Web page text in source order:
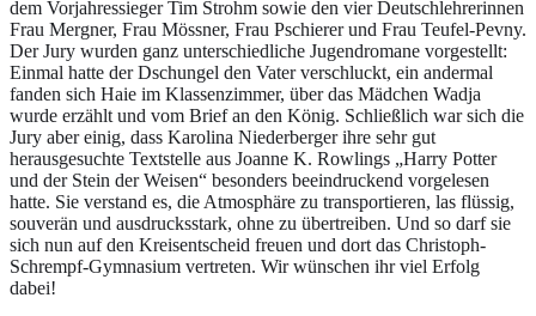
dem Vorjahressieger Tim Strohm sowie den vier Deutschlehrerinnen
Frau Mergner, Frau Mössner, Frau Pschierer und Frau Teufel-Pevny.
Der Jury wurden ganz unterschiedliche Jugendromane vorgestellt:
Einmal hatte der Dschungel den Vater verschluckt, ein andermal
fanden sich Haie im Klassenzimmer, über das Mädchen Wadja
wurde erzählt und vom Brief an den König. Schließlich war sich die
Jury aber einig, dass Karolina Niederberger ihre sehr gut
herausgesuchte Textstelle aus Joanne K. Rowlings „Harry Potter
und der Stein der Weisen“ besonders beeindruckend vorgelesen
hatte. Sie verstand es, die Atmosphäre zu transportieren, las flüssig,
souverän und ausdrucksstark, ohne zu übertreiben. Und so darf sie
sich nun auf den Kreisentscheid freuen und dort das Christoph-
Schrempf-Gymnasium vertreten. Wir wünschen ihr viel Erfolg
dabei!